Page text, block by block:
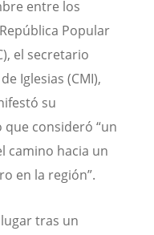
entre los
Popular
el secretario
Iglesias (CMI),
su
consideró “un
camino hacia un
en la región”.
tras un